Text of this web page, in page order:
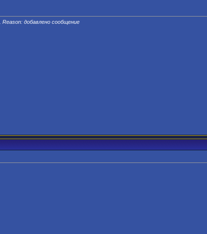
. Reason: добавлено сообщение